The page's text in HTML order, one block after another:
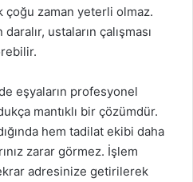
çoğu zaman yeterli olmaz.
ustaların çalışması
eşyaların profesyonel
mantıklı bir çözümdür.
hem tadilat ekibi daha
zarar görmez. İşlem
adresinize getirilerek